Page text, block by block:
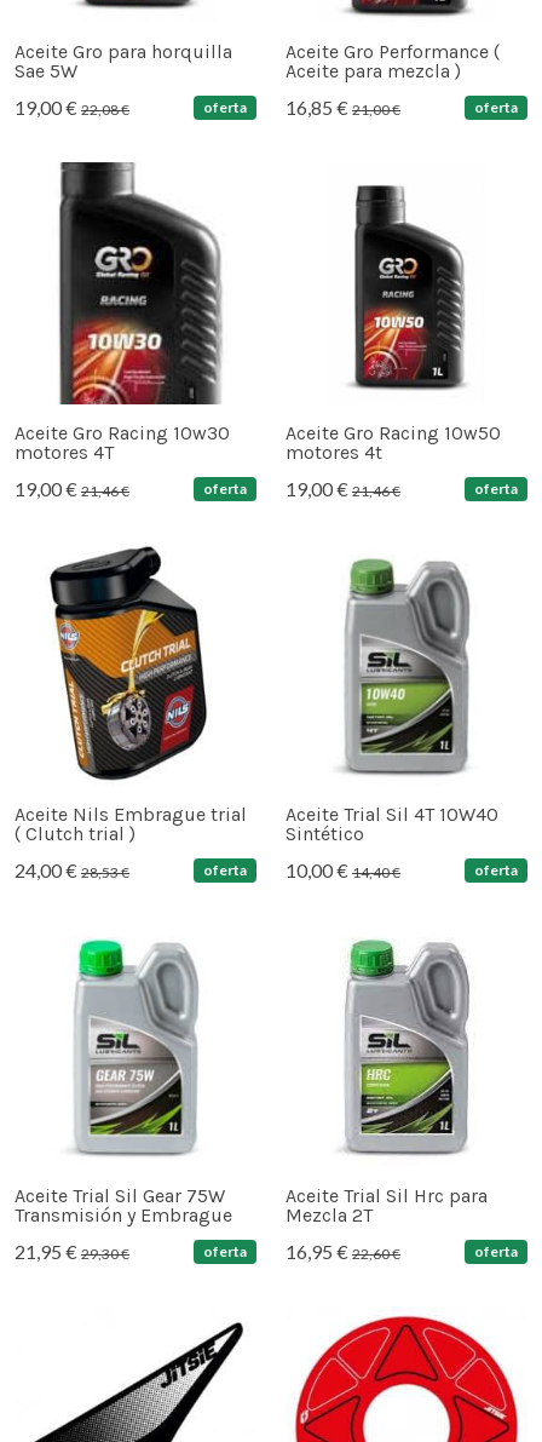
Aceite Gro para horquilla
Sae 5W
19,00 € 22,08 € oferta
Aceite Gro Performance (
Aceite para mezcla )
16,85 € 21,00 € oferta
Aceite Gro Racing 10w30
motores 4T
19,00 € 21,46 € oferta
Aceite Gro Racing 10w50
motores 4t
19,00 € 21,46 € oferta
Aceite Nils Embrague trial
( Clutch trial )
24,00 € 28,53 € oferta
Aceite Trial Sil 4T 10W40
Sintético
10,00 € 14,40 € oferta
Aceite Trial Sil Gear 75W
Transmisión y Embrague
21,95 € 29,30 € oferta
Aceite Trial Sil Hrc para
Mezcla 2T
16,95 € 22,60 € oferta